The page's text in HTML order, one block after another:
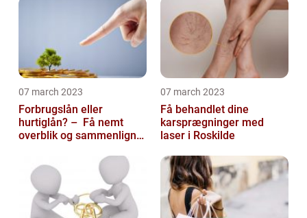
07 march 2023
Forbrugslån eller
hurtiglån? – Få nemt
overblik og sammenlign
07 march 2023
Få behandlet dine
karsprægninger med
laser i Roskilde